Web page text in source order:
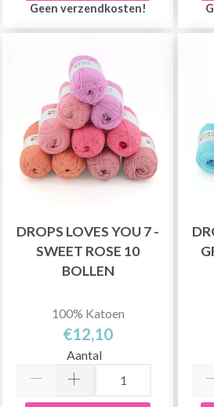
Geen verzendkosten!
DROPS LOVES YOU 7 -
SWEET ROSE 10
BOLLEN
100% Katoen
€12,10
Aantal